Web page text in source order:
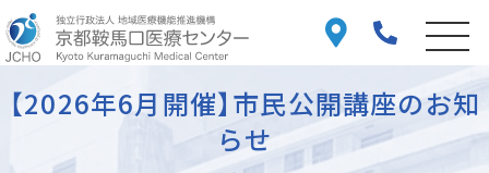
【2026年6月開催】市民公開講座のお知
らせ